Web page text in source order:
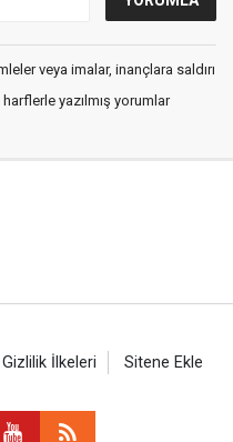
veya imalar, inançlara saldırı
yazılmış yorumlar
Gizlilik İlkeleri Sitene Ekle